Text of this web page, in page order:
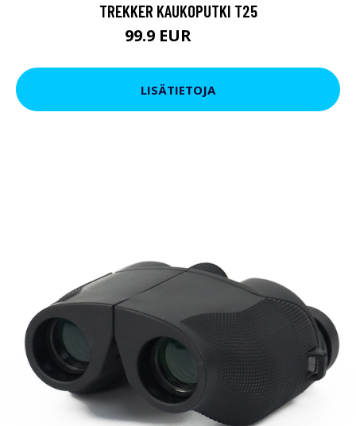
TREKKER KAUKOPUTKI T25
99.9 EUR
LISÄTIETOJA